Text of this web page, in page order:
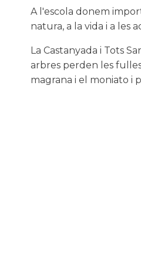
A l'escola donem
natura, a la vida i a les
La Castanyada i Tots
arbres perden les
magrana i el moniato i